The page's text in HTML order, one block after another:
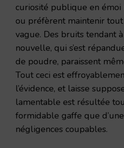
curiosité publique en
ou préfèrent maintenir
vague. Des bruits tendant
nouvelle, qui s’est
de poudre, paraissent
Tout ceci est
l’évidence, et laisse
lamentable est résultée
formidable gaffe que
négligences coupables.